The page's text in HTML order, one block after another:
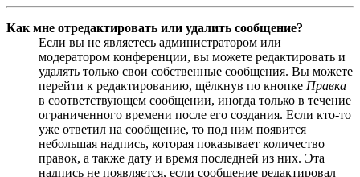
Как мне отредактировать или удалить сообщение?
Если вы не являетесь администратором или
модератором конференции, вы можете редактировать и
удалять только свои собственные сообщения. Вы можете
перейти к редактированию, щёлкнув по кнопке Правка
в соответствующем сообщении, иногда только в течение
ограниченного времени после его создания. Если кто-то
уже ответил на сообщение, то под ним появится
небольшая надпись, которая показывает количество
правок, а также дату и время последней из них. Эта
надпись не появляется, если сообщение редактировал